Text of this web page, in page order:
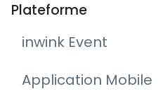
Plateforme
inwink Event
Application Mobile